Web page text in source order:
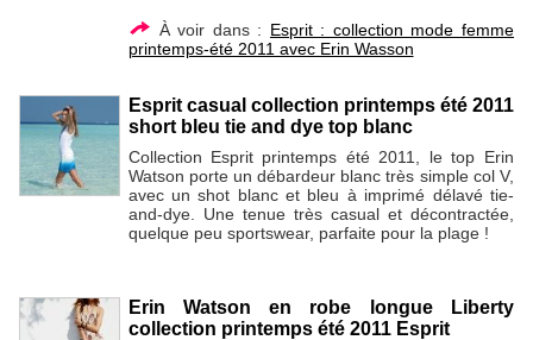
À voir dans : Esprit : collection mode femme
printemps-été 2011 avec Erin Wasson
Esprit casual collection printemps été 2011
short bleu tie and dye top blanc
Collection Esprit printemps été 2011, le top Erin
Watson porte un débardeur blanc très simple col V,
avec un shot blanc et bleu à imprimé délavé tie-
and-dye. Une tenue très casual et décontractée,
quelque peu sportswear, parfaite pour la plage !
Erin Watson en robe longue Liberty
collection printemps été 2011 Esprit